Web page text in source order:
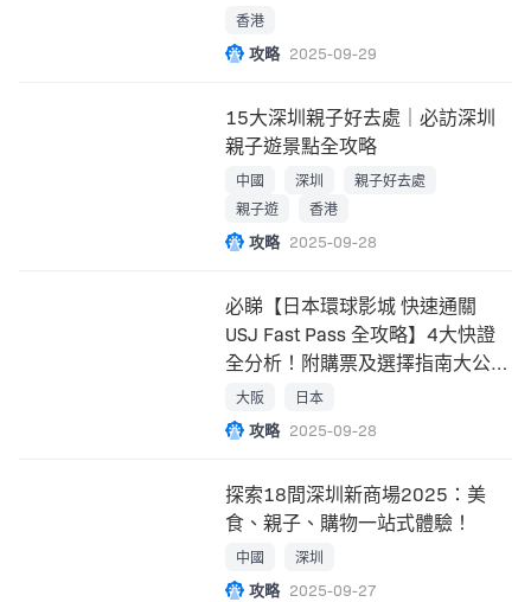
香港
攻略 2025-09-29
15大深圳親子好去處｜必訪深圳
親子遊景點全攻略
中國 深圳
親子好去處
親子遊
香港
攻略 2025-09-28
必睇【日本環球影城 快速通關
USJ Fast Pass 全攻略】4大快證
全分析！附購票及選擇指南大公
開！
大阪 日本
攻略 2025-09-28
探索18間深圳新商場2025：美
食、親子、購物一站式體驗！
中國 深圳
攻略 2025-09-27